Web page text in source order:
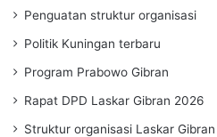
Penguatan struktur organisasi
Politik Kuningan terbaru
Program Prabowo Gibran
Rapat DPD Laskar Gibran 2026
Struktur organisasi Laskar Gibran